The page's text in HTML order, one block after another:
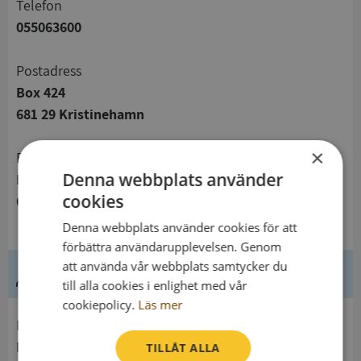
telefon
055063600
Postadress
Box 424
681 29 Kristinehamn
Brandkårsvägen 2
681 30 Kristinehamn
Ledning
Bergslagens Räddningstjänst
×
Denna webbplats använder
cookies
Denna webbplats använder cookies för att
förbättra användarupplevelsen. Genom
att använda vår webbplats samtycker du
till alla cookies i enlighet med vår
cookiepolicy. Läs mer
TILLÅT ALLA